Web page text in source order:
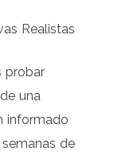
Realistas
probar
una
informado
de